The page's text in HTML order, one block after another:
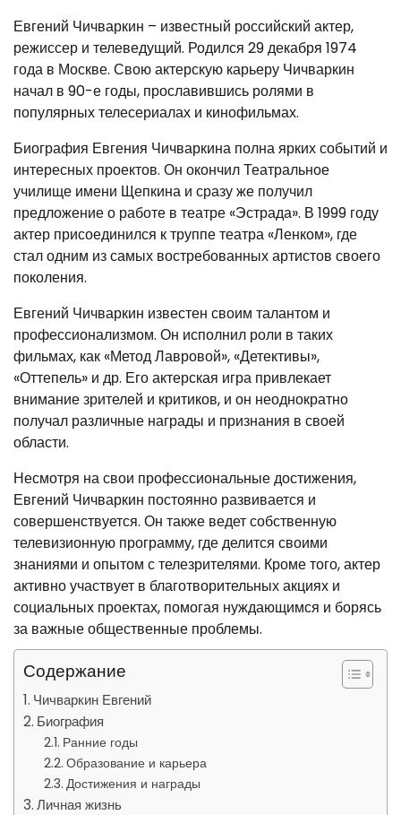
Евгений Чичваркин – известный российский актер,
режиссер и телеведущий. Родился 29 декабря 1974
года в Москве. Свою актерскую карьеру Чичваркин
начал в 90-е годы, прославившись ролями в
популярных телесериалах и кинофильмах.
Биография Евгения Чичваркина полна ярких событий и
интересных проектов. Он окончил Театральное
училище имени Щепкина и сразу же получил
предложение о работе в театре «Эстрада». В 1999 году
актер присоединился к труппе театра «Ленком», где
стал одним из самых востребованных артистов своего
поколения.
Евгений Чичваркин известен своим талантом и
профессионализмом. Он исполнил роли в таких
фильмах, как «Метод Лавровой», «Детективы»,
«Оттепель» и др. Его актерская игра привлекает
внимание зрителей и критиков, и он неоднократно
получал различные награды и признания в своей
области.
Несмотря на свои профессиональные достижения,
Евгений Чичваркин постоянно развивается и
совершенствуется. Он также ведет собственную
телевизионную программу, где делится своими
знаниями и опытом с телезрителями. Кроме того, актер
активно участвует в благотворительных акциях и
социальных проектах, помогая нуждающимся и борясь
за важные общественные проблемы.
Содержание
Чичваркин Евгений
Биография
Ранние годы
Образование и карьера
Достижения и награды
Личная жизнь